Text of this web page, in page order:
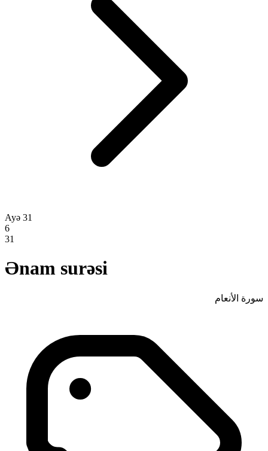
Ayə 31
6
31
Ənam surəsi
سورة الأنعام